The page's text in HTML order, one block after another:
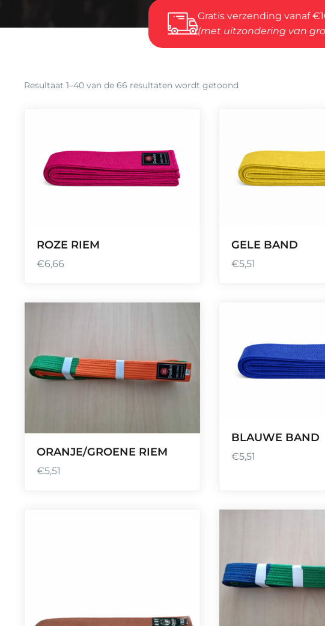
Gratis verzending vanaf
(met uitzondering van
Resultaat 1–40 van de 66 resultaten wordt getoond
ROZE RIEM
€6,66
GELE BAND
€5,51
ORANJE/GROENE RIEM
€5,51
BLAUWE BAND
€5,51